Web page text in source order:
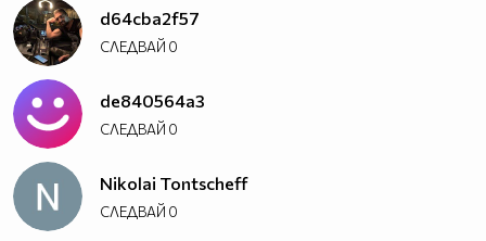
d64cba2f57
СЛЕДВАЙ 0
de840564a3
СЛЕДВАЙ 0
Nikolai Tontscheff
СЛЕДВАЙ 0